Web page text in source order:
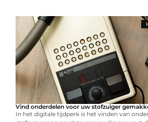
Vind onderdelen voor uw stofzuiger
In het digitale tijdperk is het vinden van